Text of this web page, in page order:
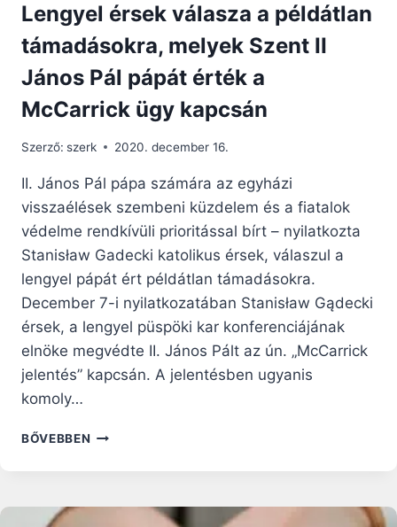
Lengyel érsek válasza a példátlan
támadásokra, melyek Szent II
János Pál pápát érték a
McCarrick ügy kapcsán
Szerző: szerk 2020. december 16.
II. János Pál pápa számára az egyházi
visszaélések szembeni küzdelem és a fiatalok
védelme rendkívüli prioritással bírt – nyilatkozta
Stanisław Gadecki katolikus érsek, válaszul a
lengyel pápát ért példátlan támadásokra.
December 7-i nyilatkozatában Stanisław Gądecki
érsek, a lengyel püspöki kar konferenciájának
elnöke megvédte II. János Pált az ún. „McCarrick
jelentés” kapcsán. A jelentésben ugyanis
komoly…
BŐVEBBEN LENGYEL
PÉLDÁTLAN